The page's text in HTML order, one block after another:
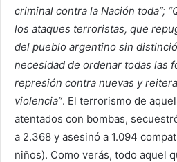
criminal contra la Nación toda”;
los ataques terroristas, que
del pueblo argentino sin
necesidad de ordenar todas las
represión contra nuevas y
violencia”. El terrorismo de
atentados con bombas,
a 2.368 y asesinó a 1.094
niños). Como verás, todo aquel